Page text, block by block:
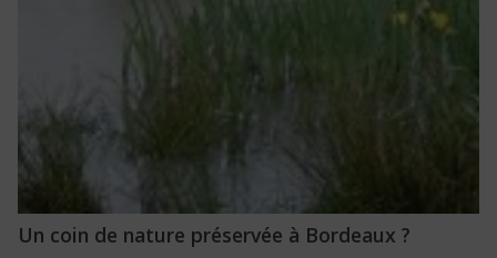
Un coin de nature préservée à Bordeaux ?